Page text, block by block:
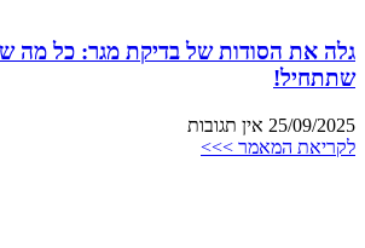
גלה את הסודות של בדיקת מגר: כל מה
שתתחיל!
25/09/2025 אין תגובות
לקריאת המאמר >>>